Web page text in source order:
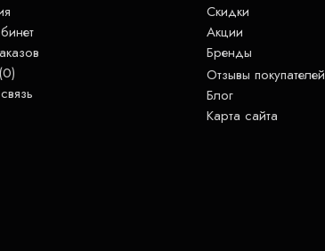
0)
Скидки
Акции
Бренды
Отзывы покупателей
Блог
Карта сайта